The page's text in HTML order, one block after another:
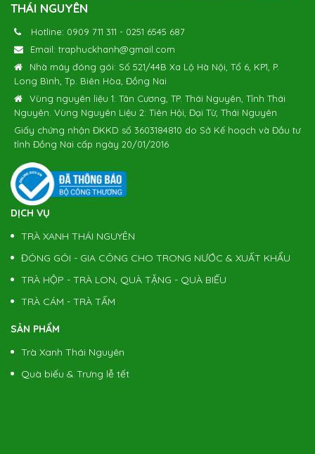
THÁI NGUYÊN
Hotline: 0909 711 311 - 0251 6545 687
Email: traphuckhanh@gmail.com
Nhà máy đóng gói: Số 521/44B Xa Lộ Hà Nội, Tổ 6, KP1, P.
Long Bình, Tp. Biên Hòa, Đồng Nai
Vùng nguyên liệu 1: Tân Cương, TP. Thái Nguyên, Tỉnh Thái
Nguyên. Vùng Nguyên Liệu 2: Tiên Hội, Đại Từ, Thái Nguyên
Giấy chứng nhận ĐKKD số 3603184810 do Sở Kế hoạch và Đầu tư
tỉnh Đồng Nai cấp ngày 20/01/2016
DỊCH VỤ
TRÀ XANH THÁI NGUYÊN
ĐÓNG GÓI - GIA CÔNG CHO TRONG NƯỚC & XUẤT KHẨU
TRÀ HỘP - TRÀ LON, QUÀ TẶNG - QUÀ BIẾU
TRÀ CÁM - TRÀ TẤM
SẢN PHẨM
Trà Xanh Thái Nguyên
Quà biếu & Trưng lễ tết